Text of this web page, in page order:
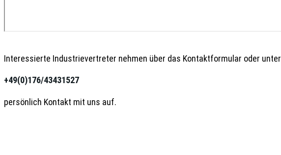
Interessierte Industrievertreter nehmen über das Kontaktformular oder unter
+49(0)176/43431527
persönlich Kontakt mit uns auf.